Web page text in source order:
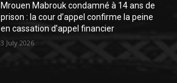
Mrouen Mabrouk condamné à 14 ans de
prison : la cour d’appel confirme la peine
en cassation d’appel financier
3 July 2026